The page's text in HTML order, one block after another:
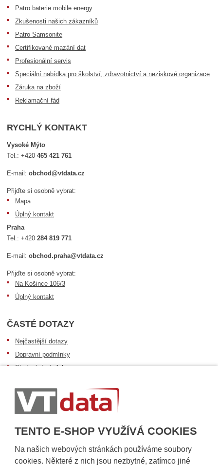
TENTO E-SHOP VYUŽÍVÁ COOKIES
Na našich webových stránkách používáme soubory
cookies. Některé z nich jsou nezbytné, zatímco jiné
Patro baterie mobile energy
Zkušenosti našich zákazníků
Patro Samsonite
Certifikované mazání dat
Profesionální servis
Speciální nabídka pro školství, zdravotnictví a neziskové organizace
Záruka na zboží
Reklamační řád
RYCHLÝ KONTAKT
Vysoké Mýto
Tel.:+420465 421 761
E-mail:obchod@vtdata.cz
Přijďte si osobně vybrat:
Mapa
Úplný kontakt
Praha
Tel.:+420284 819 771
E-mail:obchod.praha@vtdata.cz
Přijďte si osobně vybrat:
Na Košince 106/3
Úplný kontakt
ČASTÉ DOTAZY
Nejčastější dotazy
Dopravní podmínky
Sledování zásilek
Informace k dostupnosti zboží
Obecné informace